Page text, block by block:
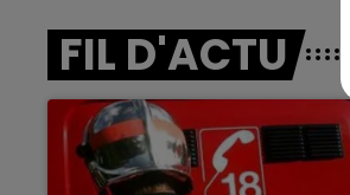
FIL D'ACTU